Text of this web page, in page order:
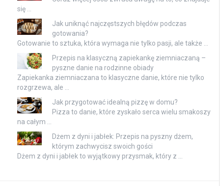
się …
Jak uniknąć najczęstszych błędów podczas
gotowania?
Gotowanie to sztuka, która wymaga nie tylko pasji, ale także …
Przepis na klasyczną zapiekankę ziemniaczaną –
pyszne danie na rodzinne obiady
Zapiekanka ziemniaczana to klasyczne danie, które nie tylko
rozgrzewa, ale …
Jak przygotować idealną pizzę w domu?
Pizza to danie, które zyskało serca wielu smakoszy
na całym …
Dżem z dyni i jabłek: Przepis na pyszny dżem,
którym zachwycisz swoich gości
Dżem z dyni i jabłek to wyjątkowy przysmak, który z …